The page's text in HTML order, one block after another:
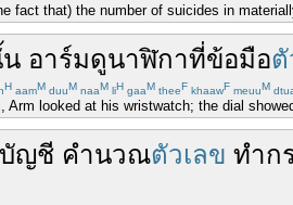
fact that) the number of suicides in
อาร์มดูนาฬิกาที่ข้อมือตั
H aamM duuM naaM liH gaaM theeF khaawF meuuM
Arm looked at his wristwatch; the dial
ญชี คำนวณตัวเลข ทำก